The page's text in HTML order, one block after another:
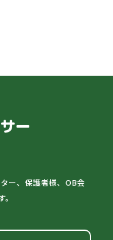
ー
ー、保護者様、OB会